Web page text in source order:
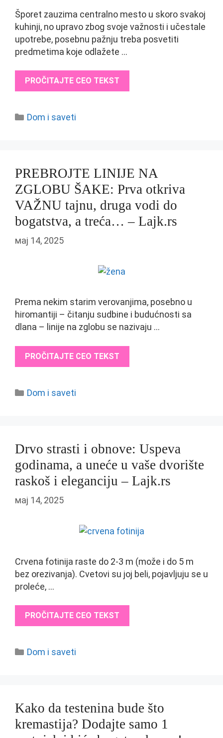
Šporet zauzima centralno mesto u skoro svakoj
kuhinji, no upravo zbog svoje važnosti i učestale
upotrebe, posebnu pažnju treba posvetiti
predmetima koje odlažete …
PROČITAJTE CEO TEKST
Categories
Dom i saveti
PREBROJTE LINIJE NA
ZGLOBU ŠAKE: Prva otkriva
VAŽNU tajnu, druga vodi do
bogatstva, a treća… – Lajk.rs
мај 14, 2025
Prema nekim starim verovanjima, posebno u
hiromantiji – čitanju sudbine i budućnosti sa
dlana – linije na zglobu se nazivaju …
PROČITAJTE CEO TEKST
Categories
Dom i saveti
Drvo strasti i obnove: Uspeva
godinama, a uneće u vaše dvorište
raskoš i eleganciju – Lajk.rs
мај 14, 2025
Crvena fotinija raste do 2-3 m (može i do 5 m
bez orezivanja). Cvetovi su joj beli, pojavljuju se u
proleće, …
PROČITAJTE CEO TEKST
Categories
Dom i saveti
Kako da testenina bude što
kremastija? Dodajte samo 1